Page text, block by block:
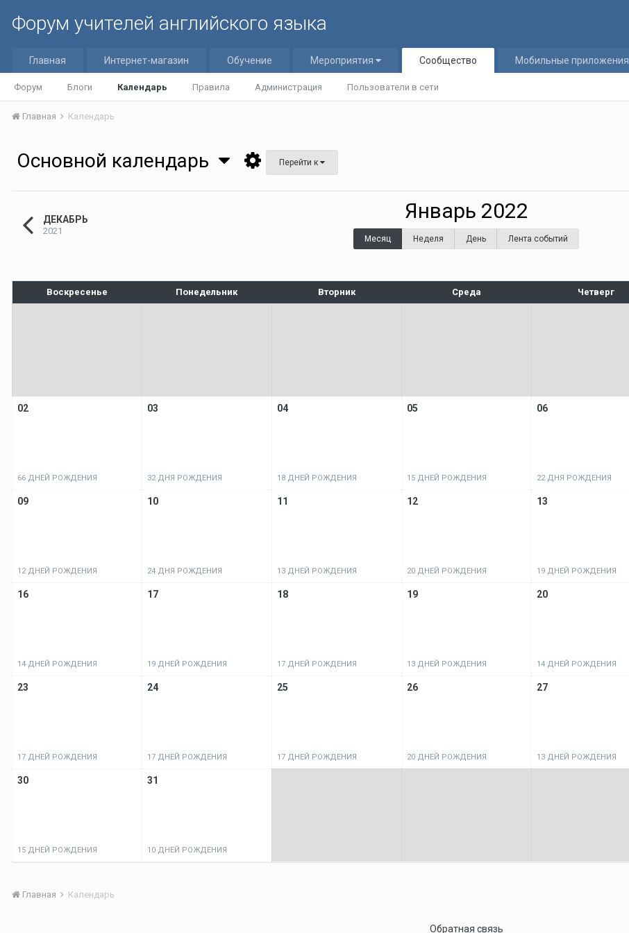
Форум учителей английского языка
Главная Интернет-магазин Обучение Мероприятия Сообщество
Форум Блоги Календарь Правила Администрация Пользователи в сети
Мобильные приложения
Главная Календарь
Основной календарь Перейти к
ДЕКАБРЬ
2021
Январь 2022
Месяц Неделя День Лента событий
Воскресенье Понедельник Вторник Среда Четверг
02
66 ДНЕЙ РОЖДЕНИЯ
03
32 ДНЯ РОЖДЕНИЯ
04
18 ДНЕЙ РОЖДЕНИЯ
05
15 ДНЕЙ РОЖДЕНИЯ
06
22 ДНЯ РОЖДЕНИЯ
09
12 ДНЕЙ РОЖДЕНИЯ
10
24 ДНЯ РОЖДЕНИЯ
11
13 ДНЕЙ РОЖДЕНИЯ
12
20 ДНЕЙ РОЖДЕНИЯ
13
19 ДНЕЙ РОЖДЕНИЯ
16
14 ДНЕЙ РОЖДЕНИЯ
17
19 ДНЕЙ РОЖДЕНИЯ
18
17 ДНЕЙ РОЖДЕНИЯ
19
13 ДНЕЙ РОЖДЕНИЯ
20
14 ДНЕЙ РОЖДЕНИЯ
23
17 ДНЕЙ РОЖДЕНИЯ
24
17 ДНЕЙ РОЖДЕНИЯ
25
17 ДНЕЙ РОЖДЕНИЯ
26
20 ДНЕЙ РОЖДЕНИЯ
27
13 ДНЕЙ РОЖДЕНИЯ
30
15 ДНЕЙ РОЖДЕНИЯ
31
10 ДНЕЙ РОЖДЕНИЯ
Главная Календарь
Обратная связь